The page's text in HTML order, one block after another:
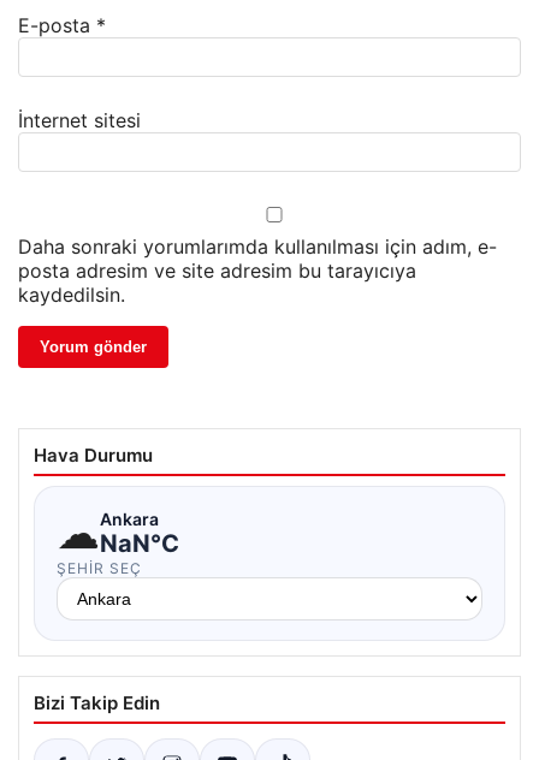
E-posta *
İnternet sitesi
Daha sonraki yorumlarımda kullanılması için adım, e-
posta adresim ve site adresim bu tarayıcıya
kaydedilsin.
Hava Durumu
☁Ankara
NaN°C
ŞEHIR SEÇ
Bizi Takip Edin